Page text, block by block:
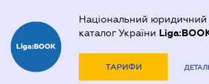
Національний юридичний
каталог України
ТАРИФИ